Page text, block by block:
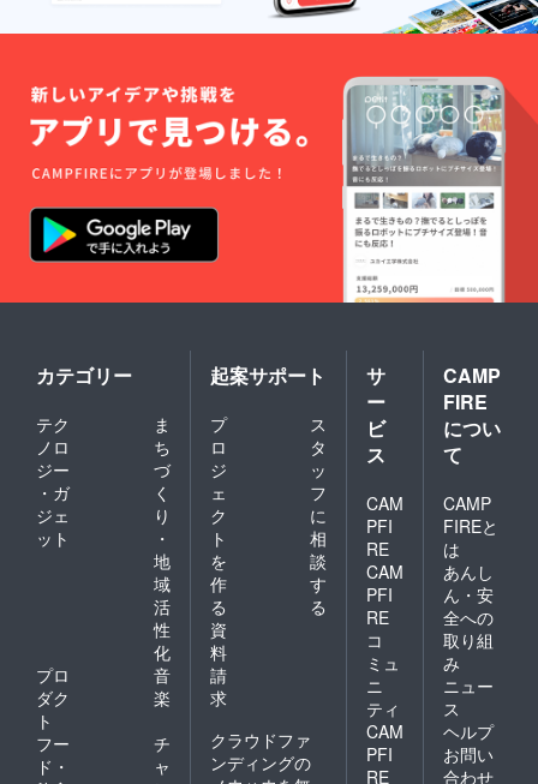
カテゴリー
テク
ノロ
ジー
・ガ
ジェ
ット
ま
ち
づ
く
り
・
地
域
活
性
化
プロ
ダク
ト
音
楽
フー
ド・
チ
ャ
起案サポート
プ
ロ
ジ
ェ
ク
ト
を
作
る
ス
タ
ッ
フ
に
相
談
す
る
資
料
請
求
クラウドファ
ンディングの
サ
ー
ビ
ス
CAM
PFI
RE
CAM
PFI
RE
コ
ミュ
ニ
ティ
CAM
PFI
RE
CAMP
FIRE
につい
て
CAMP
FIREと
は
あんし
ん・安
全への
取り組
み
ニュー
ス
ヘルプ
お問い
合わせ